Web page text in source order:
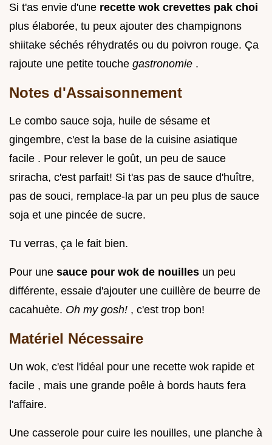
Si t'as envie d'une recette wok crevettes pak choi
plus élaborée, tu peux ajouter des champignons
shiitake séchés réhydratés ou du poivron rouge. Ça
rajoute une petite touche gastronomie .
Notes d'Assaisonnement
Le combo sauce soja, huile de sésame et
gingembre, c'est la base de la cuisine asiatique
facile . Pour relever le goût, un peu de sauce
sriracha, c'est parfait! Si t'as pas de sauce d'huître,
pas de souci, remplace-la par un peu plus de sauce
soja et une pincée de sucre.
Tu verras, ça le fait bien.
Pour une sauce pour wok de nouilles un peu
différente, essaie d'ajouter une cuillère de beurre de
cacahuète. Oh my gosh! , c'est trop bon!
Matériel Nécessaire
Un wok, c'est l'idéal pour une recette wok rapide et
facile , mais une grande poêle à bords hauts fera
l'affaire.
Une casserole pour cuire les nouilles, une planche à